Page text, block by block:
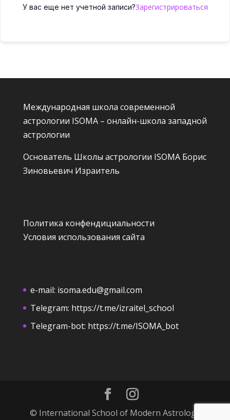
У вас еще нет учетной записи?Зарегистрироваться
Международная школа современной
астрологии ISOMA – онлайн-школа западной
астрологии
Основатель Школы астрологии ISOMA Борис
Зиновьевич Израитель
Политика конфендициальности
Условия использования сайта
e-mail: isoma.edu@gmail.com
Telegram: https://t.me/izraitel_school
Telegram-bot: https://t.me/ISOMA_bot
© International School of Modern Astrology